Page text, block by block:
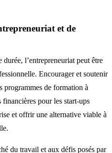
et de
l’entrepreneuriat peut être
Encourager et soutenir
programmes de formation à
financières pour les start-ups
et offrir une alternative viable à
du travail et aux défis posés par